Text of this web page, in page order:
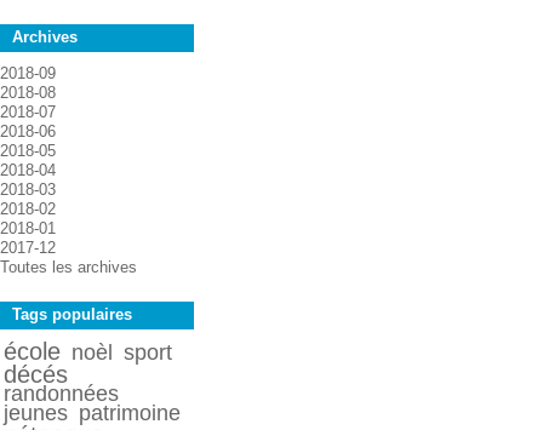
Archives
2018-09
2018-08
2018-07
2018-06
2018-05
2018-04
2018-03
2018-02
2018-01
2017-12
Toutes les archives
Tags populaires
école noèl sport
décés
randonnées
jeunes patrimoine